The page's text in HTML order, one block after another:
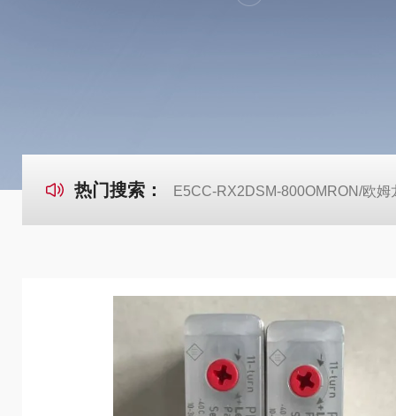
热门搜索： E5CC-RX2DSM-800OMRON/欧